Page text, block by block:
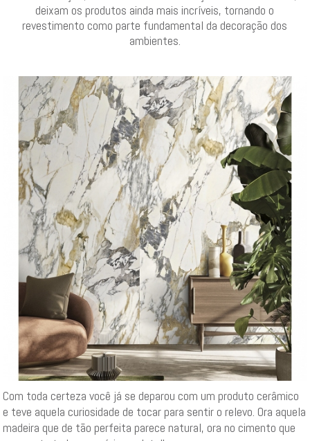
deixam os produtos ainda mais incríveis, tornando o
revestimento como parte fundamental da decoração dos
ambientes.
Com toda certeza você já se deparou com um produto cerâmico
e teve aquela curiosidade de tocar para sentir o relevo. Ora aquela
madeira que de tão perfeita parece natural, ora no cimento que